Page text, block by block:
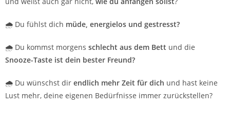
🌧 Du fühlst dich müde, energielos und gestresst?
🌧 Du kommst morgens schlecht aus dem Bett und die
Snooze-Taste ist dein bester Freund?
🌧 Du wünschst dir endlich mehr Zeit für dich und hast keine
Lust mehr, deine eigenen Bedürfnisse immer zurückstellen?